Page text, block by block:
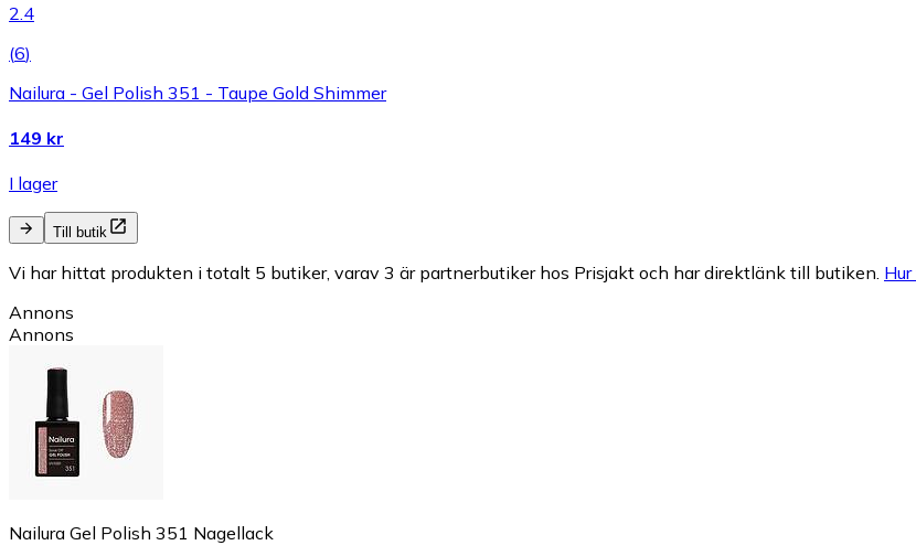
2.4
(6)
Nailura - Gel Polish 351 - Taupe Gold Shimmer
149 kr
I lager
Till butik
Vi har hittat produkten i totalt 5 butiker, varav 3 är partnerbutiker hos Prisjakt och har direktlänk till butiken.
Annons
Annons
Nailura Gel Polish 351 Nagellack